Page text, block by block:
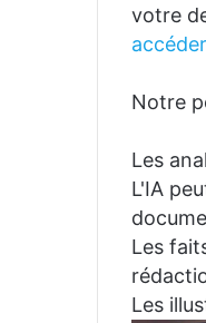
votre
accéder
Notre
Les
L'IA
Les
Les